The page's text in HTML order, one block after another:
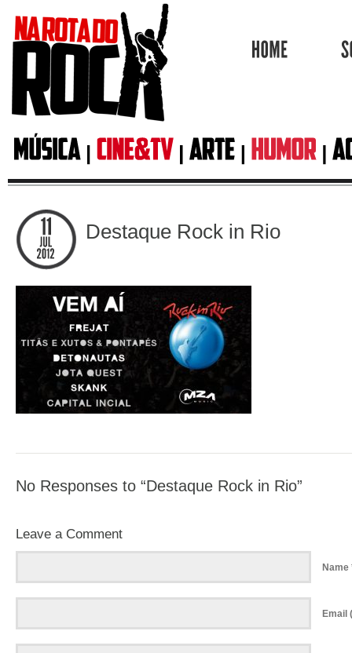
Destaque Rock in Rio
No Responses to “Destaque Rock in Rio”
Leave a Comment
Name
Email